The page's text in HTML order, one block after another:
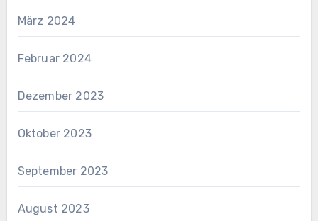
März 2024
Februar 2024
Dezember 2023
Oktober 2023
September 2023
August 2023